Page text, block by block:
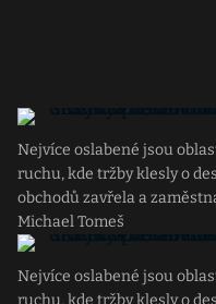
Nejvíce oslabené jsou
ruchu, kde tržby klesly o
obchodů zavřela a
Michael Tomeš
Nejvíce oslabené jsou
ruchu, kde tržby klesly o